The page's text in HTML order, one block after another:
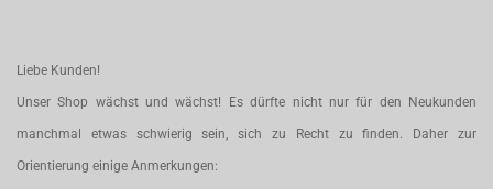
Liebe Kunden!
Unser Shop wächst und wächst! Es dürfte nicht nur für den Neukunden
manchmal etwas schwierig sein, sich zu Recht zu finden. Daher zur
Orientierung einige Anmerkungen: